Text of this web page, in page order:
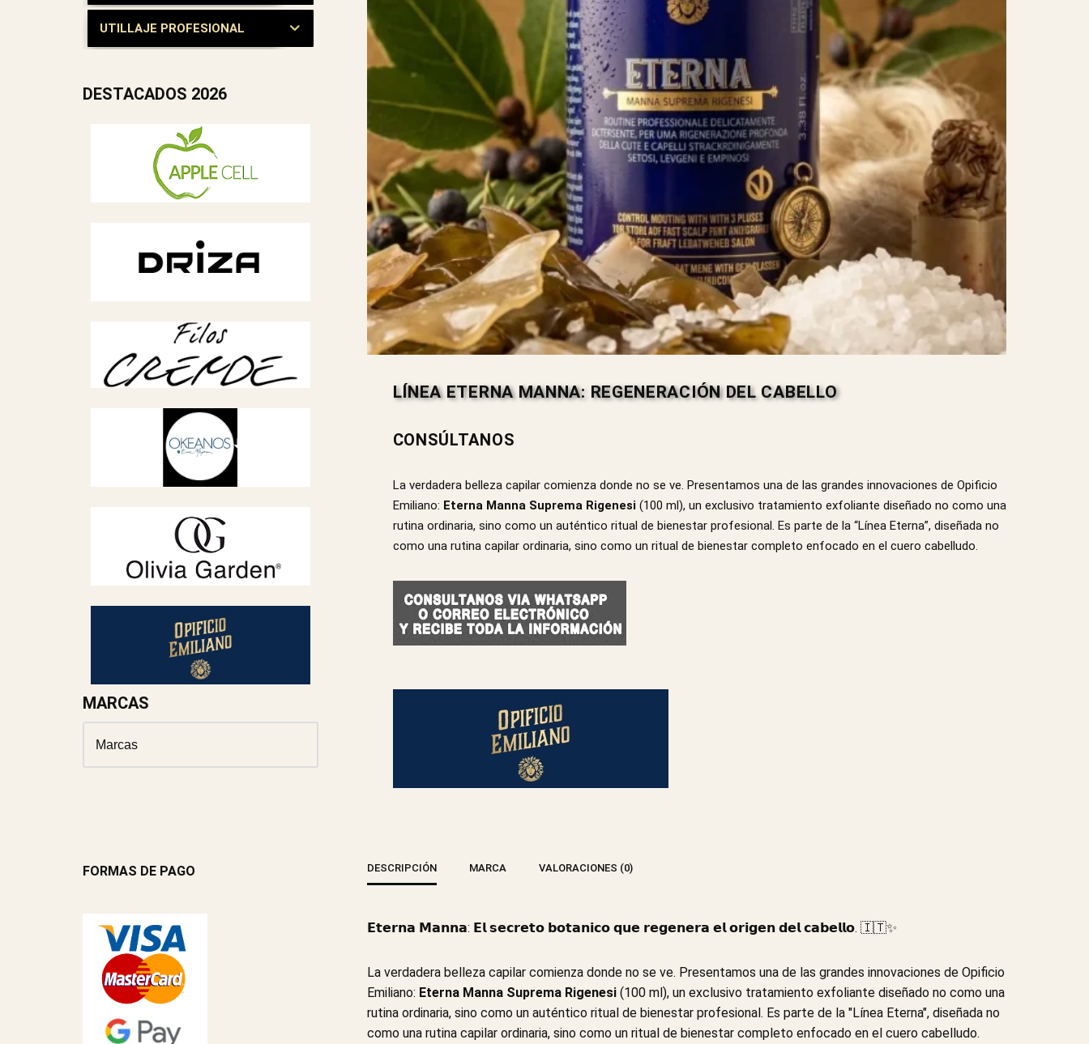
UTILLAJE PROFESIONAL
DESTACADOS 2026
MARCAS
FORMAS DE PAGO
LÍNEA ETERNA MANNA: REGENERACIÓN DEL CABELLO
CONSÚLTANOS
La verdadera belleza capilar comienza donde no se ve. Presentamos una de las grandes innovaciones de Opificio
Emiliano: Eterna Manna Suprema Rigenesi(100 ml), un exclusivo tratamiento exfoliante diseñado no como una
rutina ordinaria, sino como un auténtico ritual de bienestar profesional. Es parte de la “Línea Eterna”, diseñada no
como una rutina capilar ordinaria, sino como un ritual de bienestar completo enfocado en el cuero cabelludo.
DESCRIPCIÓN MARCA VALORACIONES (0)
𝗘𝘁𝗲𝗿𝗻𝗮 𝗠𝗮𝗻𝗻𝗮: 𝗘𝗹 𝘀𝗲𝗰𝗿𝗲𝘁𝗼 𝗯𝗼𝘁𝗮𝗻𝗶𝗰𝗼 𝗾𝘂𝗲 𝗿𝗲𝗴𝗲𝗻𝗲𝗿𝗮 𝗲𝗹 𝗼𝗿𝗶𝗴𝗲𝗻 𝗱𝗲𝗹 𝗰𝗮𝗯𝗲𝗹𝗹𝗼. 🇮🇹✨
La verdadera belleza capilar comienza donde no se ve. Presentamos una de las grandes innovaciones de Opificio
Emiliano: Eterna Manna Suprema Rigenesi (100 ml), un exclusivo tratamiento exfoliante diseñado no como una
rutina ordinaria, sino como un auténtico ritual de bienestar profesional. Es parte de la "Línea Eterna", diseñada no
como una rutina capilar ordinaria, sino como un ritual de bienestar completo enfocado en el cuero cabelludo.